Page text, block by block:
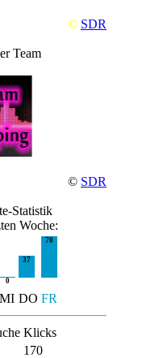
© SDR
Team
© SDR
Statistik
Woche:
0
37
70
MI DO FR
Klicks
170